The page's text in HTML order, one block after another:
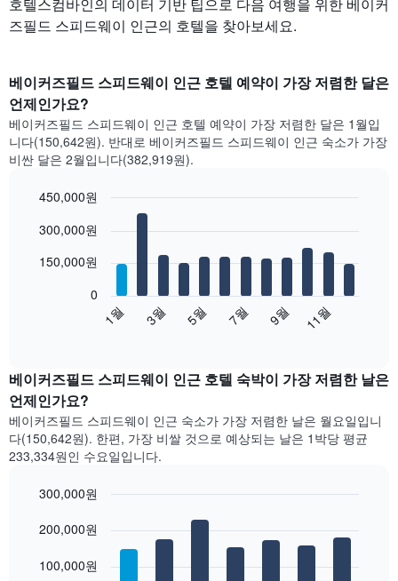
호텔스컴바인의 데이터 기반 팁으로 다음 여행을 위한 베이커
즈필드 스피드웨이 인근의 호텔을 찾아보세요.
베이커즈필드 스피드웨이 인근 호텔 예약이 가장 저렴한 달은
언제인가요?
베이커즈필드 스피드웨이 인근 호텔 예약이 가장 저렴한 달은 1월입
니다(150,642원). 반대로 베이커즈필드 스피드웨이 인근 숙소가 가장
비싼 달은 2월입니다(382,919원).
chart
12
는
월
별
객
실
평
요
을
시
graphic.
1월 3월 5월 7월 9월 11월
0
150,000원
300,000원
450,000원
베이커즈필드 스피드웨이 인근 호텔 숙박이 가장 저렴한 날은
언제인가요?
베이커즈필드 스피드웨이 인근 숙소가 가장 저렴한 날은 월요일입니
다(150,642원). 한편, 가장 비쌀 것으로 예상되는 날은 1박당 평균
233,334원​인 수요일입니다.
chart
bars.
graphic.
100,000원
200,000원
300,000원